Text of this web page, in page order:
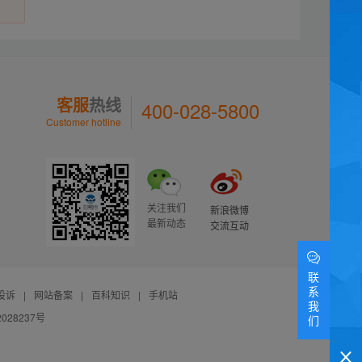
客服热线
Customer hotline 400-028-5800
关注我们
最新动态
新浪微博
交流互动
诉 | 网站备案 | 百科知识 |
手机站
号
联
系
我
们